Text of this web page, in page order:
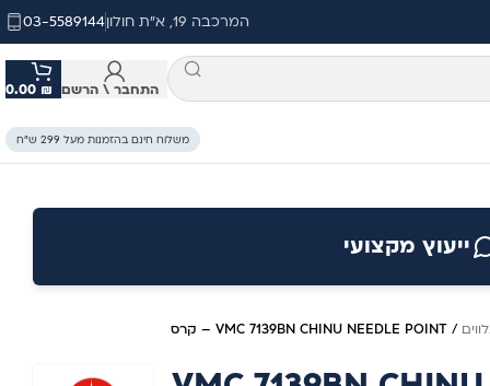
המרכבה 19, א"ת חולון 03-5589144
התחבר \ הרשם 0.00 ₪
משלוח חינם בהזמנות מעל 299 ש״ח
ייעוץ מקצועי
/ VMC 7139BN CHINU NEEDLE POINT – קרס